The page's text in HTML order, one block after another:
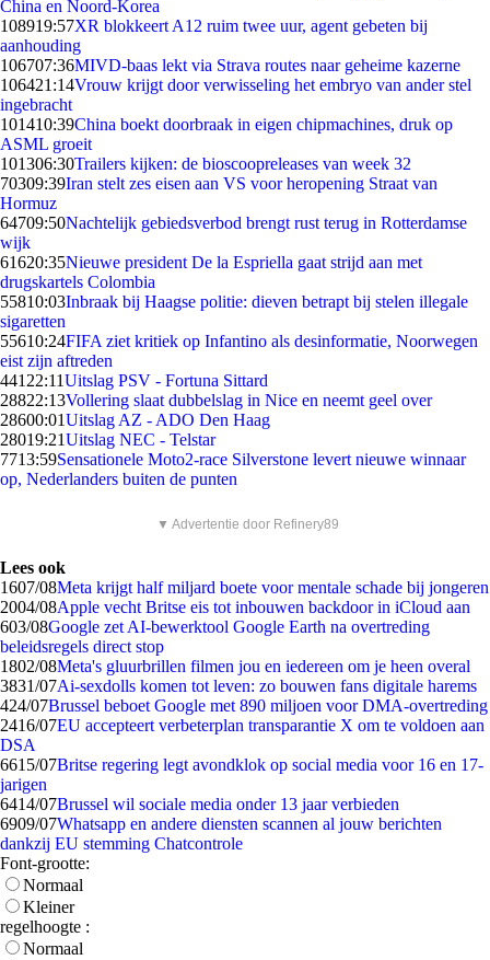
China en Noord-Korea
108919:57XR blokkeert A12 ruim twee uur, agent gebeten bij
aanhouding
106707:36MIVD-baas lekt via Strava routes naar geheime kazerne
106421:14Vrouw krijgt door verwisseling het embryo van ander stel
ingebracht
101410:39China boekt doorbraak in eigen chipmachines, druk op
ASML groeit
101306:30Trailers kijken: de bioscoopreleases van week 32
70309:39Iran stelt zes eisen aan VS voor heropening Straat van
Hormuz
64709:50Nachtelijk gebiedsverbod brengt rust terug in Rotterdamse
wijk
61620:35Nieuwe president De la Espriella gaat strijd aan met
drugskartels Colombia
55810:03Inbraak bij Haagse politie: dieven betrapt bij stelen illegale
sigaretten
55610:24FIFA ziet kritiek op Infantino als desinformatie, Noorwegen
eist zijn aftreden
441 22:11Uitslag PSV - Fortuna Sittard
28822:13Vollering slaat dubbelslag in Nice en neemt geel over
28600:01Uitslag AZ - ADO Den Haag
28019:21Uitslag NEC - Telstar
7713:59Sensationele Moto2-race Silverstone levert nieuwe winnaar
op, Nederlanders buiten de punten
▼ Advertentie door Refinery89
Lees ook
1607/08Meta krijgt half miljard boete voor mentale schade bij jongeren
2004/08Apple vecht Britse eis tot inbouwen backdoor in iCloud aan
603/08Google zet AI-bewerktool Google Earth na overtreding
beleidsregels direct stop
1802/08Meta's gluurbrillen filmen jou en iedereen om je heen overal
3831/07Ai-sexdolls komen tot leven: zo bouwen fans digitale harems
424/07Brussel beboet Google met 890 miljoen voor DMA-overtreding
2416/07EU accepteert verbeterplan transparantie X om te voldoen aan
DSA
6615/07Britse regering legt avondklok op social media voor 16 en 17-
jarigen
6414/07Brussel wil sociale media onder 13 jaar verbieden
6909/07Whatsapp en andere diensten scannen al jouw berichten
dankzij EU stemming Chatcontrole
Font-grootte:
Normaal
Kleiner
regelhoogte :
Normaal